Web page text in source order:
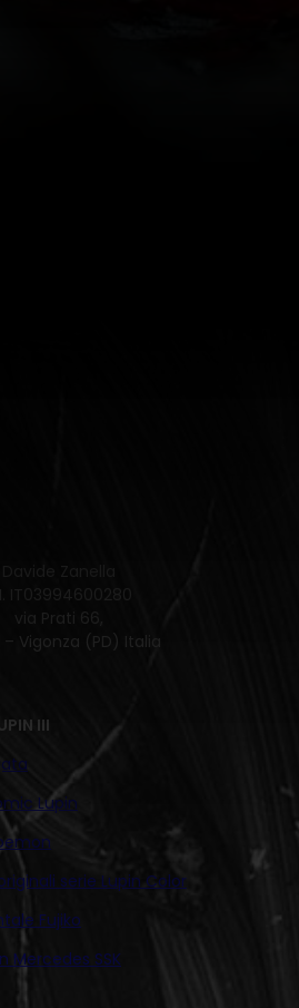
IT03994600280
via Prati 66,
– Vigonza (PD) Italia
III
Lupin
serie Lupin Color
Fujiko
Mercedes SSK